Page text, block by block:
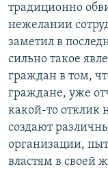
традиционно
нежелании
заметил в
сильно такое
граждан в том,
граждане, уже
какой-то отклик
создают
организации,
властям в своей